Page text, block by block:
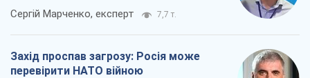
Сергій Марченко, експерт 7,7 т.
Захід проспав загрозу: Росія може
перевірити НАТО війною